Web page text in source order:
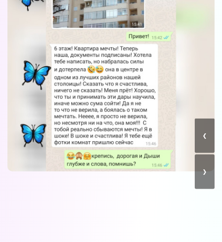
‹
›
Вы можете получать информацию во
снах (проверено более 100000
участниками)
Мы разработали систему практик, с
помощью которой можно получать
информацию во снах с первых дней.
Скачайте приложение, чтобы получить